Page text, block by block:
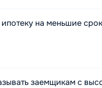
на меньшие
заемщикам с